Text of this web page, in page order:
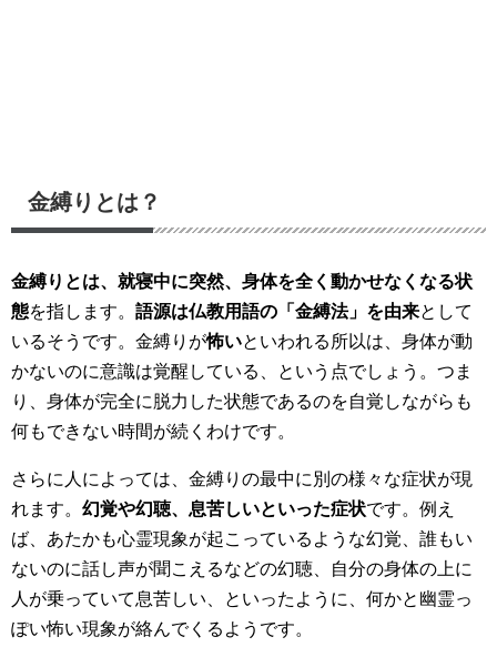
金縛りとは？
金縛りとは、就寝中に突然、身体を全く動かせなくなる状
態を指します。 語源は仏教用語の「金縛法」を由来として
いるそうです。金縛りが怖いといわれる所以は、身体が動
かないのに意識は覚醒している、という点でしょう。つま
り、身体が完全に脱力した状態であるのを自覚しながらも
何もできない時間が続くわけです。
さらに人によっては、金縛りの最中に別の様々な症状が現
れます。 幻覚や幻聴、息苦しいといった症状です。例え
ば、あたかも心霊現象が起こっているような幻覚、誰もい
ないのに話し声が聞こえるなどの幻聴、自分の身体の上に
人が乗っていて息苦しい、といったように、何かと幽霊っ
ぽい怖い現象が絡んでくるようです。